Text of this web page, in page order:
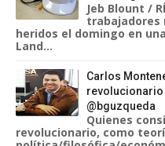
Jeb Blount /
trabajadores
heridos el domingo en
Land...
Carlos
revolucionario
@bguzqueda
Quienes
revolucionario, como